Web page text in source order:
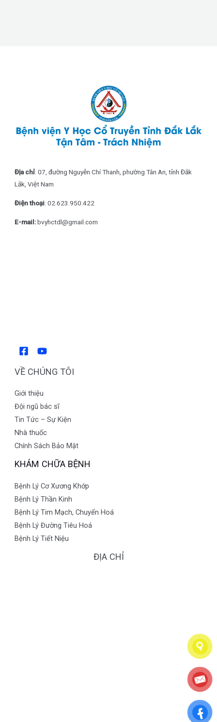
Địa chỉ: 07, đường Nguyễn Chí Thanh, phường Tân An, tỉnh Đắk
Lắk, Việt Nam
Điện thoại: 02.623.950.422
E-mail:bvyhctdl@gmail.com
VỀ CHÚNG TÔI
Giới thiệu
Đội ngũ bác sĩ
Tin Tức – Sự Kiện
Nhà thuốc
Chính Sách Bảo Mật
KHÁM CHỮA BỆNH
Bệnh Lý Cơ Xương Khớp
Bệnh Lý Thần Kinh
Bệnh Lý Tim Mạch, Chuyển Hoá
Bệnh Lý Đường Tiêu Hoá
Bệnh Lý Tiết Niệu
ĐỊA CHỈ